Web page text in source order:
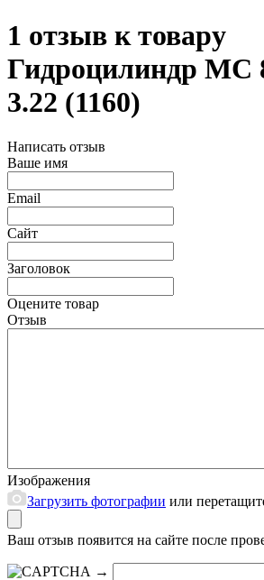
1 отзыв к товару
Гидроцилиндр МС
3.22 (1160)
Написать отзыв
Ваше имя
Email
Сайт
Заголовок
Оцените товар
Отзыв
Изображения
Загрузить фотографии или
Ваш отзыв появится на сайте после
→